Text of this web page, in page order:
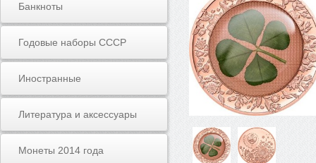
Банкноты
Годовые наборы СССР
Иностранные
Литература и аксессуары
Монеты 2014 года